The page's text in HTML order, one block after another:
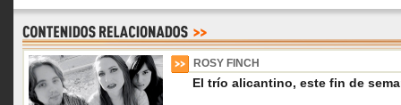
ROSY FINCH
El trío alicantino, este fin de